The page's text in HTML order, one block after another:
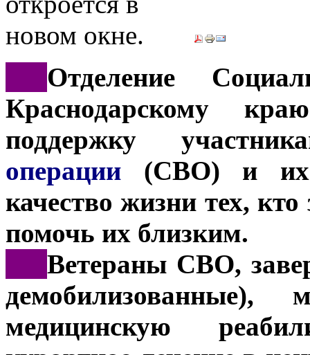
Отделение
Краснодарскому
поддержку
операции (СВО) и их
качество жизни тех,
помочь их близким.
Ветераны СВО,
демобилизованные),
медицинскую